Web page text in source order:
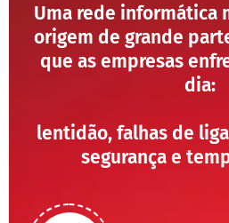
Uma rede informática
origem de grande
que as empresas
dia:
lentidão, falhas de
segurança e